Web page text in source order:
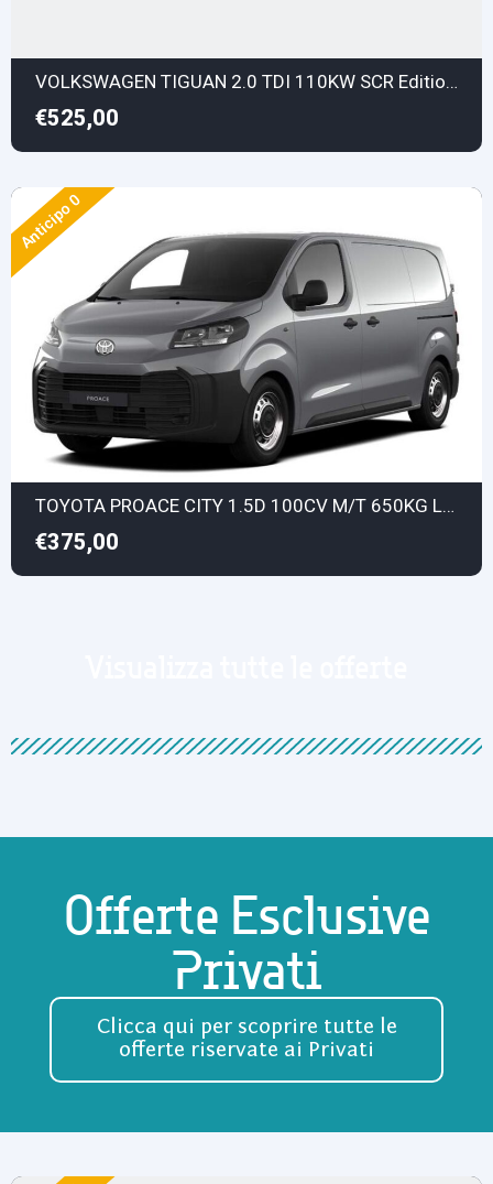
VOLKSWAGEN TIGUAN 2.0 TDI 110KW SCR Edition Plus DSG
€525,00
Anticipo 0
TOYOTA PROACE CITY 1.5D 100CV M/T 650KG L1 S Comfort
€375,00
Offerte Esclusive
Privati
Clicca qui per scoprire tutte le
offerte riservate ai Privati